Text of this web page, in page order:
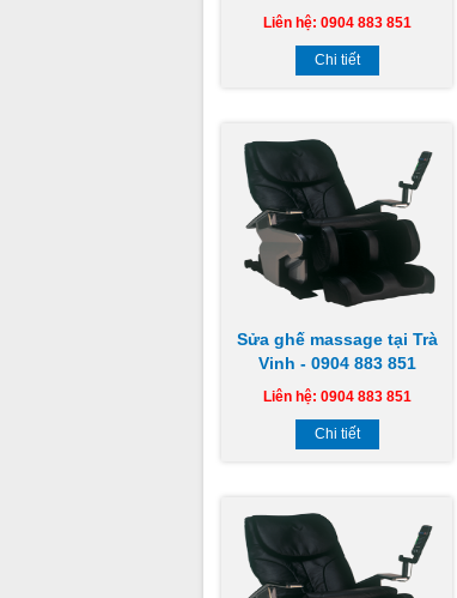
Thuận tại nhà uy tín giá
rẻ chuyên nghiệp
Liên hệ: 0904 883 851
Chi tiết
Sửa ghế massage tại Trà
Vinh - 0904 883 851
Liên hệ: 0904 883 851
Chi tiết